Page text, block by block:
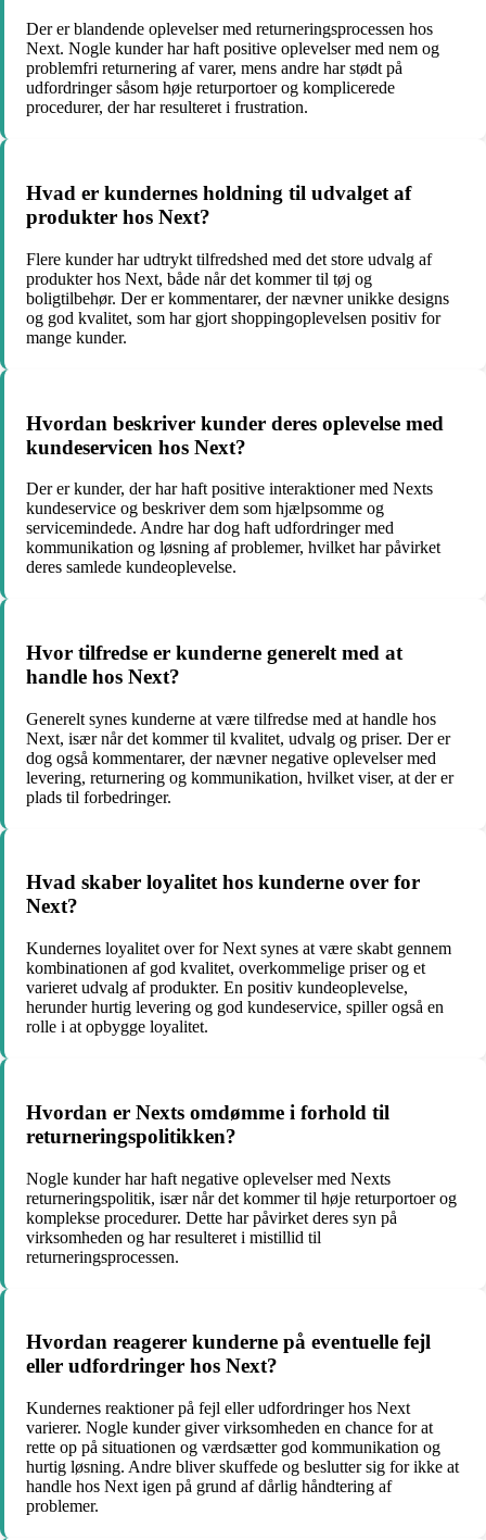
Der er blandende oplevelser med returneringsprocessen hos
Next. Nogle kunder har haft positive oplevelser med nem og
problemfri returnering af varer, mens andre har stødt på
udfordringer såsom høje returportoer og komplicerede
procedurer, der har resulteret i frustration.
Hvad er kundernes holdning til udvalget af
produkter hos Next?
Flere kunder har udtrykt tilfredshed med det store udvalg af
produkter hos Next, både når det kommer til tøj og
boligtilbehør. Der er kommentarer, der nævner unikke designs
og god kvalitet, som har gjort shoppingoplevelsen positiv for
mange kunder.
Hvordan beskriver kunder deres oplevelse med
kundeservicen hos Next?
Der er kunder, der har haft positive interaktioner med Nexts
kundeservice og beskriver dem som hjælpsomme og
servicemindede. Andre har dog haft udfordringer med
kommunikation og løsning af problemer, hvilket har påvirket
deres samlede kundeoplevelse.
Hvor tilfredse er kunderne generelt med at
handle hos Next?
Generelt synes kunderne at være tilfredse med at handle hos
Next, især når det kommer til kvalitet, udvalg og priser. Der er
dog også kommentarer, der nævner negative oplevelser med
levering, returnering og kommunikation, hvilket viser, at der er
plads til forbedringer.
Hvad skaber loyalitet hos kunderne over for
Next?
Kundernes loyalitet over for Next synes at være skabt gennem
kombinationen af god kvalitet, overkommelige priser og et
varieret udvalg af produkter. En positiv kundeoplevelse,
herunder hurtig levering og god kundeservice, spiller også en
rolle i at opbygge loyalitet.
Hvordan er Nexts omdømme i forhold til
returneringspolitikken?
Nogle kunder har haft negative oplevelser med Nexts
returneringspolitik, især når det kommer til høje returportoer og
komplekse procedurer. Dette har påvirket deres syn på
virksomheden og har resulteret i mistillid til
returneringsprocessen.
Hvordan reagerer kunderne på eventuelle fejl
eller udfordringer hos Next?
Kundernes reaktioner på fejl eller udfordringer hos Next
varierer. Nogle kunder giver virksomheden en chance for at
rette op på situationen og værdsætter god kommunikation og
hurtig løsning. Andre bliver skuffede og beslutter sig for ikke at
handle hos Next igen på grund af dårlig håndtering af
problemer.